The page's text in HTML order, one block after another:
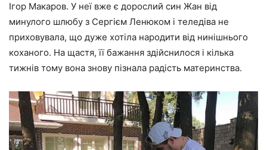
Ігор Макаров. У неї вже є дорослий син Жан від
минулого шлюбу з Сергієм Ленюком і теледіва не
приховувала, що дуже хотіла народити від нинішнього
коханого. На щастя, її бажання здійснилося і кілька
тижнів тому вона знову пізнала радість материнства.